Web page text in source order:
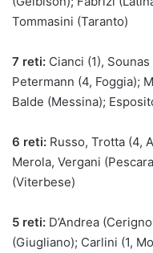
Tommasini (Taranto)
7 reti: Cianci (1),
Petermann (4, Foggia);
Balde (Messina);
6 reti: Russo, Trotta (4,
Merola, Vergani
(Viterbese)
5 reti: D’Andrea
(Giugliano); Carlini (1,